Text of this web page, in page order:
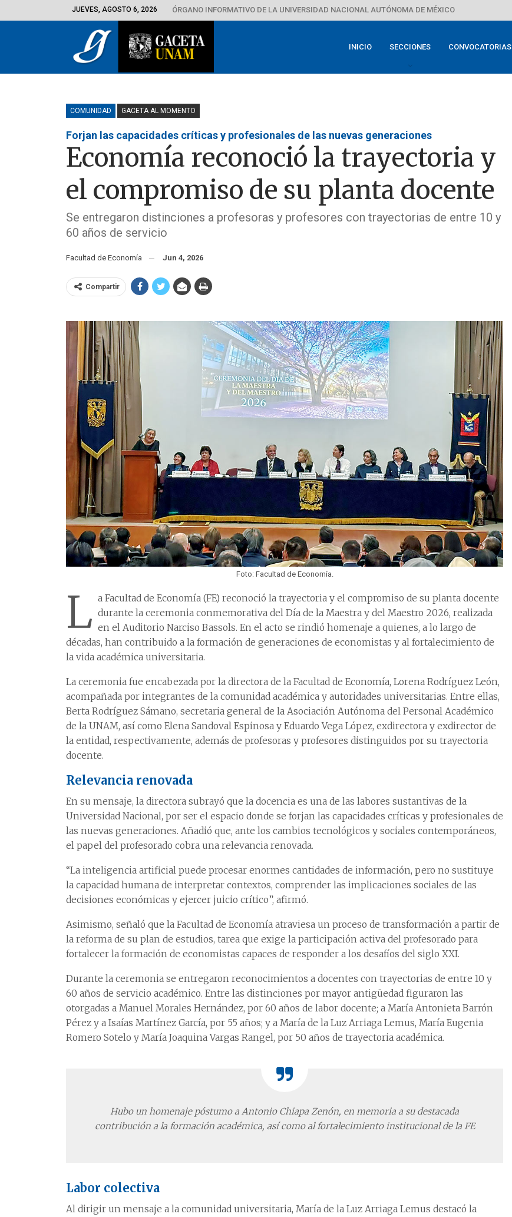
JUEVES, AGOSTO 6, 2026 ÓRGANO INFORMATIVO DE LA UNIVERSIDAD NACIONAL AUTÓNOMA DE MÉXICO
INICIO SECCIONES CONVOCATORIAS
COMUNIDAD GACETA AL MOMENTO
Forjan las capacidades críticas y profesionales de las nuevas generaciones
Economía reconoció la trayectoria y
el compromiso de su planta docente
Se entregaron distinciones a profesoras y profesores con trayectorias de entre 10 y
60 años de servicio
Facultad de Economía Jun 4, 2026
Compartir
Foto: Facultad de Economía.
L a Facultad de Economía (FE) reconoció la trayectoria y el compromiso de su planta docente
durante la ceremonia conmemorativa del Día de la Maestra y del Maestro 2026, realizada
en el Auditorio Narciso Bassols. En el acto se rindió homenaje a quienes, a lo largo de
décadas, han contribuido a la formación de generaciones de economistas y al fortalecimiento de
la vida académica universitaria.
La ceremonia fue encabezada por la directora de la Facultad de Economía, Lorena Rodríguez León,
acompañada por integrantes de la comunidad académica y autoridades universitarias. Entre ellas,
Berta Rodríguez Sámano, secretaria general de la Asociación Autónoma del Personal Académico
de la UNAM, así como Elena Sandoval Espinosa y Eduardo Vega López, exdirectora y exdirector de
la entidad, respectivamente, además de profesoras y profesores distinguidos por su trayectoria
docente.
Relevancia renovada
En su mensaje, la directora subrayó que la docencia es una de las labores sustantivas de la
Universidad Nacional, por ser el espacio donde se forjan las capacidades críticas y profesionales de
las nuevas generaciones. Añadió que, ante los cambios tecnológicos y sociales contemporáneos,
el papel del profesorado cobra una relevancia renovada.
“La inteligencia artificial puede procesar enormes cantidades de información, pero no sustituye
la capacidad humana de interpretar contextos, comprender las implicaciones sociales de las
decisiones económicas y ejercer juicio crítico”, afirmó.
Asimismo, señaló que la Facultad de Economía atraviesa un proceso de transformación a partir de
la reforma de su plan de estudios, tarea que exige la participación activa del profesorado para
fortalecer la formación de economistas capaces de responder a los desafíos del siglo XXI.
Durante la ceremonia se entregaron reconocimientos a docentes con trayectorias de entre 10 y
60 años de servicio académico. Entre las distinciones por mayor antigüedad figuraron las
otorgadas a Manuel Morales Hernández, por 60 años de labor docente; a María Antonieta Barrón
Pérez y a Isaías Martínez García, por 55 años; y a María de la Luz Arriaga Lemus, María Eugenia
Romero Sotelo y María Joaquina Vargas Rangel, por 50 años de trayectoria académica.
Hubo un homenaje póstumo a Antonio ChiapaZenón, en memoriaa su destacada
contribución a la formación académica, así comoal fortalecimientoinstitucional de la FE
Labor colectiva
Al dirigir un mensaje a la comunidad universitaria, María de la Luz Arriaga Lemus destacó la